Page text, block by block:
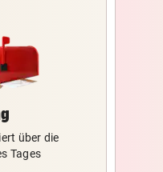
über die
Tages